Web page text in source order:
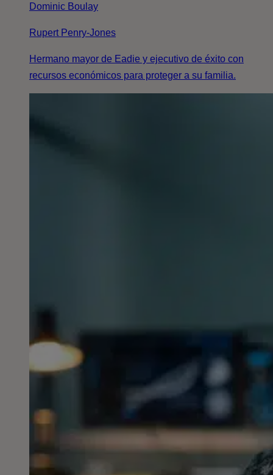
Dominic Boulay
Rupert Penry-Jones
Hermano mayor de Eadie y ejecutivo de éxito con
recursos económicos para proteger a su familia.